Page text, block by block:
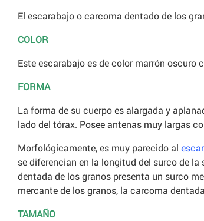
El escarabajo o carcoma dentado de los
COLOR
Este escarabajo es de color marrón oscuro
FORMA
La forma de su cuerpo es alargada y
lado del tórax. Posee antenas muy largas
Morfológicamente, es muy parecido al
se diferencian en la longitud del surco de
dentada de los granos presenta un surco
mercante de los granos, la carcoma
TAMAÑO